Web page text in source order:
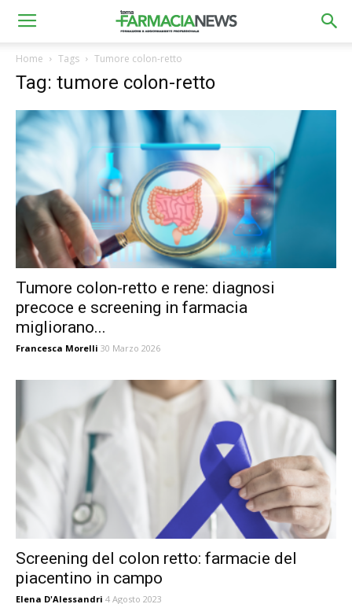
Home Tags Tumore colon-retto
Tag: tumore colon-retto
Tumore colon-retto e rene: diagnosi
precoce e screening in farmacia
migliorano...
Francesca Morelli 30 Marzo 2026
Screening del colon retto: farmacie del
piacentino in campo
Elena D'Alessandri 4 Agosto 2023